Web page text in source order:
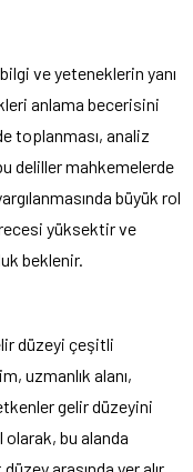
ve yeteneklerin yanı
anlama becerisini
toplanması, analiz
deliller mahkemelerde
büyük rol
yüksektir ve
beklenir.
düzeyi çeşitli
uzmanlık alanı,
gelir düzeyini
olarak, bu alanda